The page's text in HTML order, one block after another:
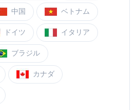
中国 ベトナム
ドイツ イタリア
ブラジル
カナダ